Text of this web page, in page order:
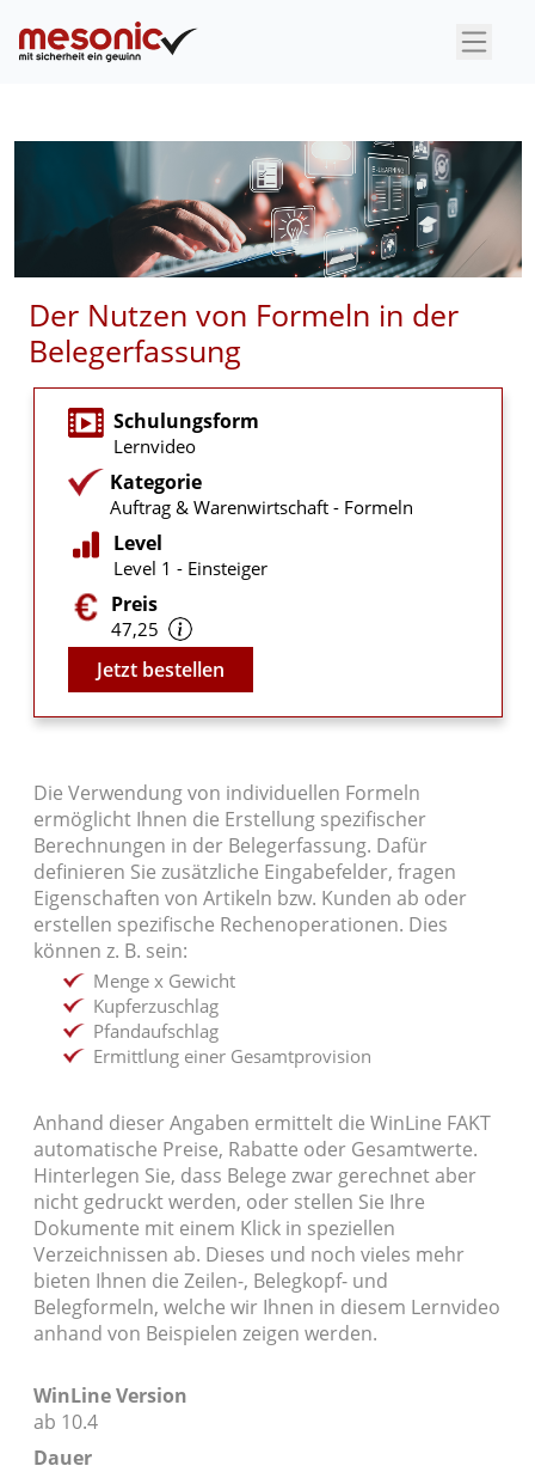
×
Der Nutzen von Formeln in der
Belegerfassung
Schulungsform
Lernvideo
Kategorie
Auftrag & Warenwirtschaft - Formeln
Level
Level 1 - Einsteiger
Preis
47,25
Video
Jetzt bestellen
Die Verwendung von individuellen Formeln
ermöglicht Ihnen die Erstellung spezifischer
Berechnungen in der Belegerfassung. Dafür
definieren Sie zusätzliche Eingabefelder, fragen
Eigenschaften von Artikeln bzw. Kunden ab oder
erstellen spezifische Rechenoperationen. Dies
können z. B. sein:
Menge x Gewicht
Kupferzuschlag
Pfandaufschlag
Ermittlung einer Gesamtprovision
Anhand dieser Angaben ermittelt die WinLine FAKT
automatische Preise, Rabatte oder Gesamtwerte.
Hinterlegen Sie, dass Belege zwar gerechnet aber
nicht gedruckt werden, oder stellen Sie Ihre
Dokumente mit einem Klick in speziellen
Verzeichnissen ab. Dieses und noch vieles mehr
bieten Ihnen die Zeilen-, Belegkopf- und
Belegformeln, welche wir Ihnen in diesem Lernvideo
anhand von Beispielen zeigen werden.
WinLine Version
ab 10.4
Dauer